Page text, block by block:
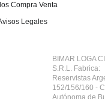
Compra Venta
Legales
BIMAR LOGA
S.R.L. Fabrica:
Reservistas
152/156/160 -
Autónoma de